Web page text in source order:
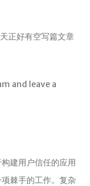
正好有空写篇文章
and leave a
建用户信任的应用
棘手的工作。复杂